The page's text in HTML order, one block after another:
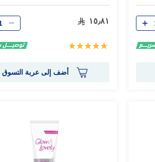
١٥٫٨١
تقييم:
الكمية
أضف إلى عربة التسوق